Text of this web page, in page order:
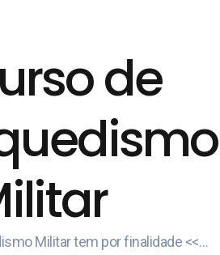
de
Militar tem por finalidade <<…